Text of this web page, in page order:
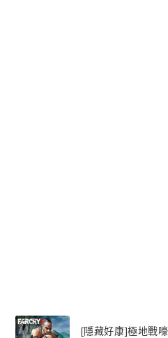
[隱藏好康]極地戰